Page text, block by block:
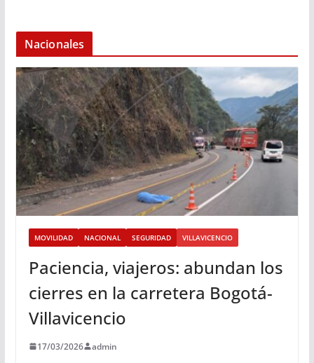
Nacionales
MOVILIDAD NACIONAL SEGURIDAD VILLAVICENCIO
Paciencia, viajeros: abundan los
cierres en la carretera Bogotá-
Villavicencio
17/03/2026 admin